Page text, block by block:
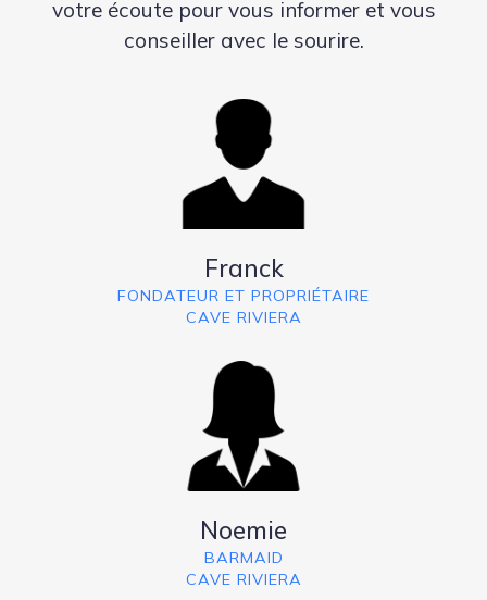
votre écoute pour vous informer et vous
conseiller avec le sourire.
Franck
FONDATEUR ET PROPRIÉTAIRE
CAVE RIVIERA
Noemie
BARMAID
CAVE RIVIERA